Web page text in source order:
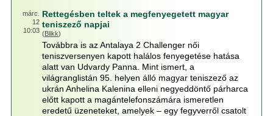
márc.
12
10:03
Rettegésben teltek a megfenyegetett magyar
teniszező napjai
(Blikk)
Továbbra is az Antalaya 2 Challenger női
teniszversenyen kapott halálos fenyegetése hatása
alatt van Udvardy Panna. Mint ismert, a
világranglistán 95. helyen álló magyar teniszező az
ukrán Anhelina Kalenina elleni negyeddöntő párharca
előtt kapott a magántelefonszámára ismeretlen
eredetű üzeneteket, amelyek – egy fegyverről csatolt